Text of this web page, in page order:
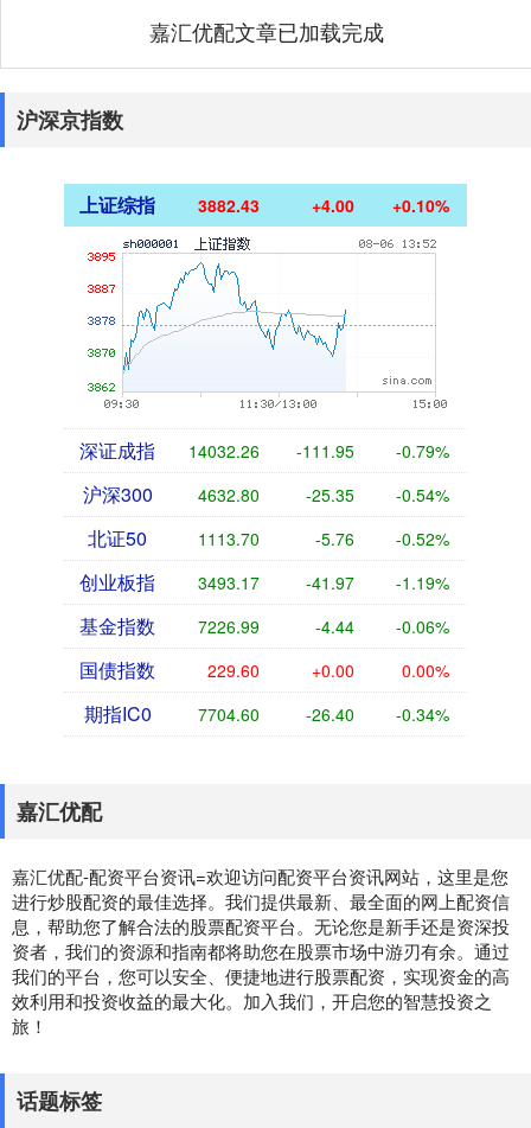
嘉汇优配文章已加载完成
沪深京指数
上证综指 3882.43 +4.00 +0.10%
深证成指 14032.26 -111.95 -0.79%
沪深300 4632.80 -25.35 -0.54%
北证50 1113.70 -5.76 -0.52%
创业板指 3493.17 -41.97 -1.19%
基金指数 7226.99 -4.44 -0.06%
国债指数 229.60 +0.00 0.00%
期指IC0 7704.60 -26.40 -0.34%
嘉汇优配
嘉汇优配-配资平台资讯=欢迎访问配资平台资讯网站，这里是您
进行炒股配资的最佳选择。我们提供最新、最全面的网上配资信
息，帮助您了解合法的股票配资平台。无论您是新手还是资深投
资者，我们的资源和指南都将助您在股票市场中游刃有余。通过
我们的平台，您可以安全、便捷地进行股票配资，实现资金的高
效利用和投资收益的最大化。加入我们，开启您的智慧投资之
旅！
话题标签